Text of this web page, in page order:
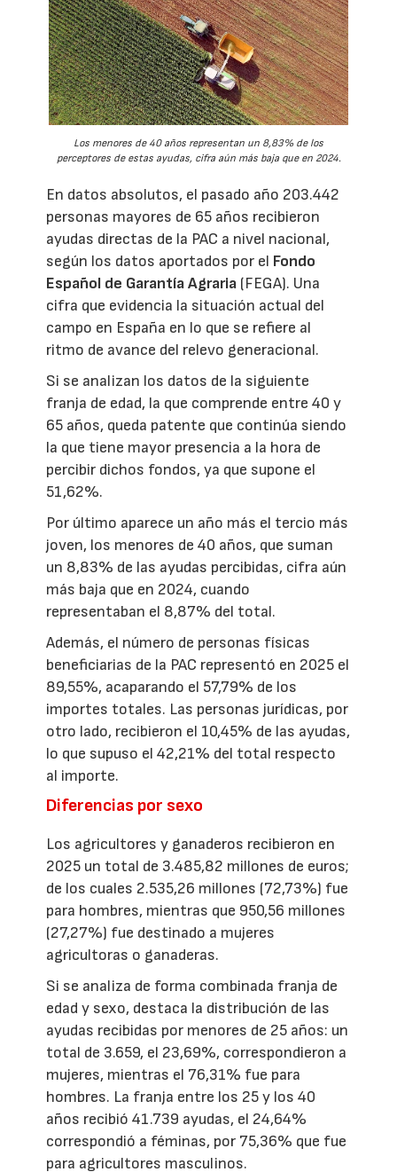
Los menores de 40 años representan un 8,83% de los
perceptores de estas ayudas, cifra aún más baja que en 2024.
En datos absolutos, el pasado año 203.442
personas mayores de 65 años recibieron
ayudas directas de la PAC a nivel nacional,
según los datos aportados por el Fondo
Español de Garantía Agraria (FEGA). Una
cifra que evidencia la situación actual del
campo en España en lo que se refiere al
ritmo de avance del relevo generacional.
Si se analizan los datos de la siguiente
franja de edad, la que comprende entre 40 y
65 años, queda patente que continúa siendo
la que tiene mayor presencia a la hora de
percibir dichos fondos, ya que supone el
51,62%.
Por último aparece un año más el tercio más
joven, los menores de 40 años, que suman
un 8,83% de las ayudas percibidas, cifra aún
más baja que en 2024, cuando
representaban el 8,87% del total.
Además, el número de personas físicas
beneficiarias de la PAC representó en 2025 el
89,55%, acaparando el 57,79% de los
importes totales. Las personas jurídicas, por
otro lado, recibieron el 10,45% de las ayudas,
lo que supuso el 42,21% del total respecto
al importe.
Diferencias por sexo
Los agricultores y ganaderos recibieron en
2025 un total de 3.485,82 millones de euros;
de los cuales 2.535,26 millones (72,73%) fue
para hombres, mientras que 950,56 millones
(27,27%) fue destinado a mujeres
agricultoras o ganaderas.
Si se analiza de forma combinada franja de
edad y sexo, destaca la distribución de las
ayudas recibidas por menores de 25 años: un
total de 3.659, el 23,69%, correspondieron a
mujeres, mientras el 76,31% fue para
hombres. La franja entre los 25 y los 40
años recibió 41.739 ayudas, el 24,64%
correspondió a féminas, por 75,36% que fue
para agricultores masculinos.